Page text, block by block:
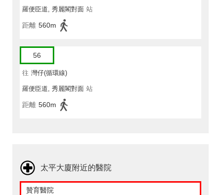
羅便臣道, 秀麗閣對面 站
距離 560m
56
往 灣仔(循環線)
羅便臣道, 秀麗閣對面 站
距離 560m
太平大廈附近的醫院
贊育醫院